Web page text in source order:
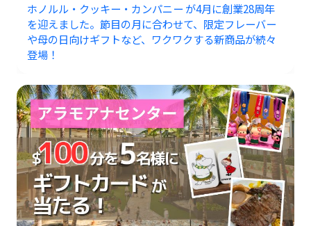
ホノルル・クッキー・カンパニー が4月に創業28周年
を迎えました。節目の月に合わせて、限定フレーバー
や母の日向けギフトなど、ワクワクする新商品が続々
登場！